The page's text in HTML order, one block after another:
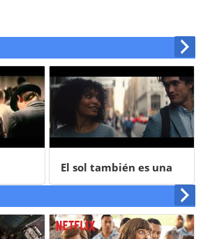
El sol también es una
estrella